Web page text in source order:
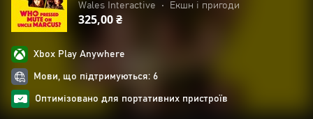
Wales Interactive • Екшн і пригоди
325,00 ₴
Xbox Play Anywhere
Мови, що підтримуються: 6
Оптимізовано для портативних пристроїв